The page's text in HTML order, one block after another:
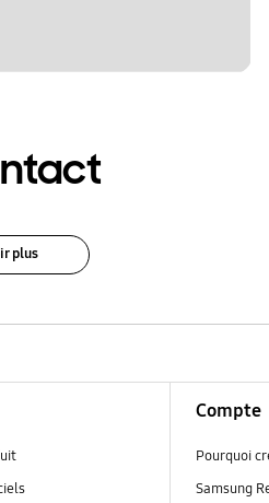
plus
Compte
Pourquoi
Samsung